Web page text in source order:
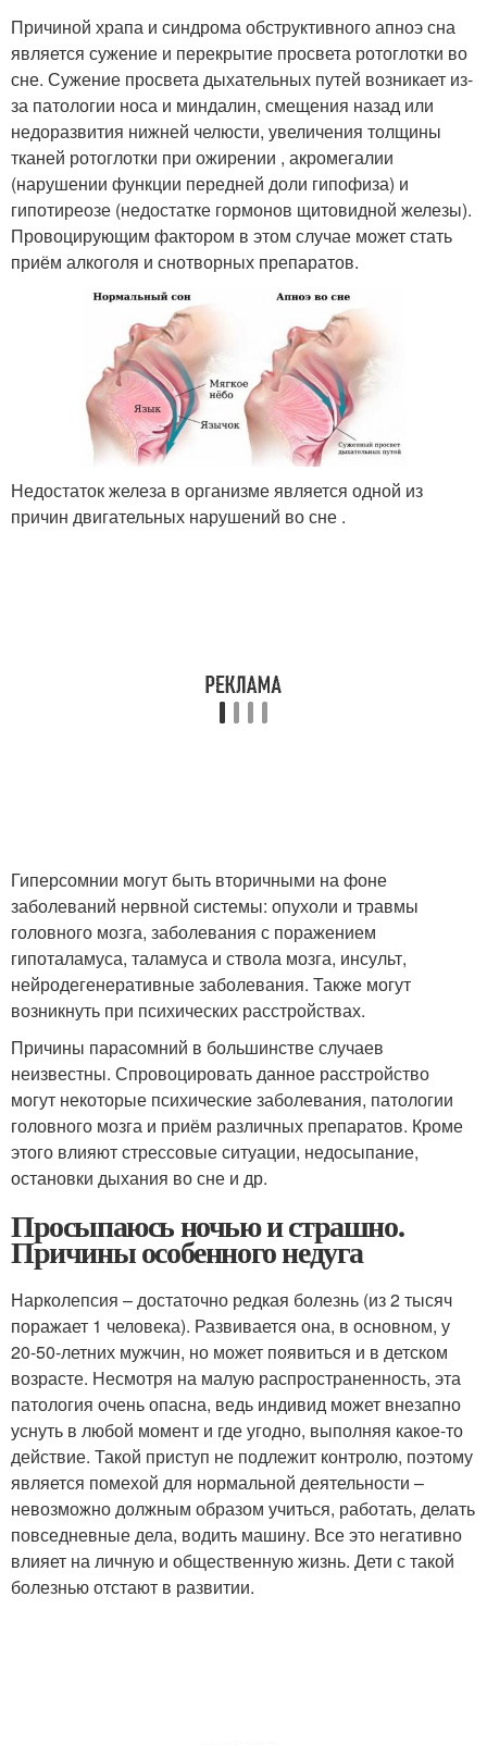
Причиной храпа и синдрома обструктивного апноэ сна
является сужение и перекрытие просвета ротоглотки во
сне. Сужение просвета дыхательных путей возникает из-
за патологии носа и миндалин, смещения назад или
недоразвития нижней челюсти, увеличения толщины
тканей ротоглотки при ожирении , акромегалии
(нарушении функции передней доли гипофиза) и
гипотиреозе (недостатке гормонов щитовидной железы).
Провоцирующим фактором в этом случае может стать
приём алкоголя и снотворных препаратов.
Недостаток железа в организме является одной из
причин двигательных нарушений во сне .
Гиперсомнии могут быть вторичными на фоне
заболеваний нервной системы: опухоли и травмы
головного мозга, заболевания с поражением
гипоталамуса, таламуса и ствола мозга, инсульт,
нейродегенеративные заболевания. Также могут
возникнуть при психических расстройствах.
Причины парасомний в большинстве случаев
неизвестны. Спровоцировать данное расстройство
могут некоторые психические заболевания, патологии
головного мозга и приём различных препаратов. Кроме
этого влияют стрессовые ситуации, недосыпание,
остановки дыхания во сне и др.
Просыпаюсь ночью и страшно.
Причины особенного недуга
Нарколепсия – достаточно редкая болезнь (из 2 тысяч
поражает 1 человека). Развивается она, в основном, у
20-50-летних мужчин, но может появиться и в детском
возрасте. Несмотря на малую распространенность, эта
патология очень опасна, ведь индивид может внезапно
уснуть в любой момент и где угодно, выполняя какое-то
действие. Такой приступ не подлежит контролю, поэтому
является помехой для нормальной деятельности –
невозможно должным образом учиться, работать, делать
повседневные дела, водить машину. Все это негативно
влияет на личную и общественную жизнь. Дети с такой
болезнью отстают в развитии.